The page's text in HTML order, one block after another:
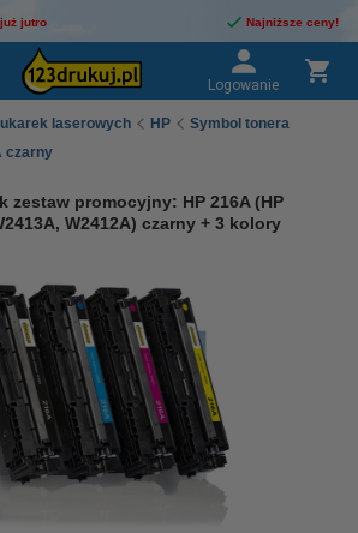
jutro Najniższe ceny!
Logowanie
laserowych HP
Symbol tonera
czarny
zestaw promocyjny: HP 216A (HP
W2412A) czarny + 3 kolory